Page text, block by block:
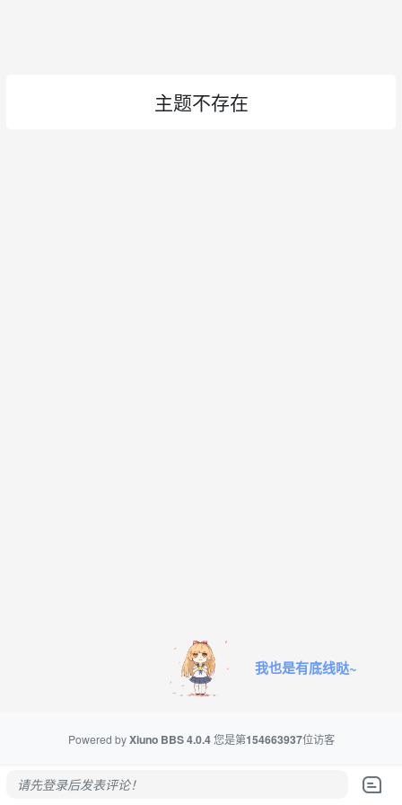
主题不存在
我也是有底线哒~
Powered byXiuno BBS4.0.4 您是第154663937位访客
请先登录后发表评论！